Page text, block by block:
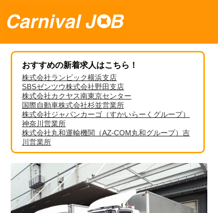
おすすめの新着求人はこちら！
株式会社ランビック横浜支店
SBSゼンツウ株式会社野田支店
株式会社カクヤス南東京センター
国際自動車株式会社杉並営業所
株式会社ジャパンカーゴ（すかいらーくグループ）
神奈川営業所
株式会社丸和運輸機関（AZ-COM丸和グループ）吉
川営業所